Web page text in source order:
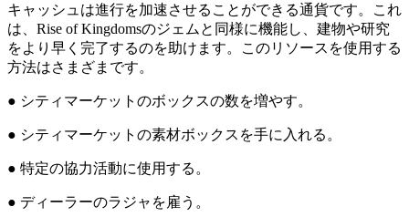
キャッシュは進行を加速させることができる通貨です。これ
は、Rise of Kingdomsのジェムと同様に機能し、建物や研究
をより早く完了するのを助けます。このリソースを使用する
方法はさまざまです。
● シティマーケットのボックスの数を増やす。
● シティマーケットの素材ボックスを手に入れる。
● 特定の協力活動に使用する。
● ディーラーのラジャを雇う。